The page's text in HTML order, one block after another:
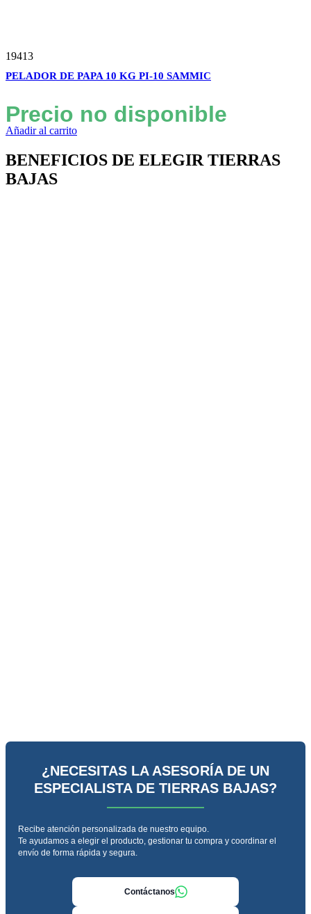
19413
PELADOR DE PAPA 10 KG PI-10 SAMMIC
Precio no disponible
Añadir al carrito
BENEFICIOS DE ELEGIR TIERRAS
BAJAS
¿NECESITAS LA ASESORÍA DE UN
ESPECIALISTA DE TIERRAS BAJAS?
Recibe atención personalizada de nuestro equipo.
Te ayudamos a elegir el producto, gestionar tu compra y coordinar el
envío de forma rápida y segura.
Contáctanos